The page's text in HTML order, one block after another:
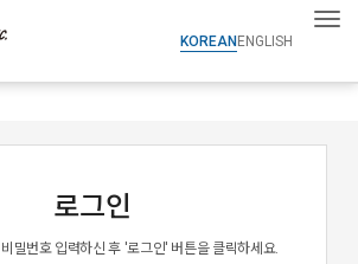
KOREAN ENGLISH
로그인
밀번호 입력하신 후 '로그인' 버튼을 클릭하세요.